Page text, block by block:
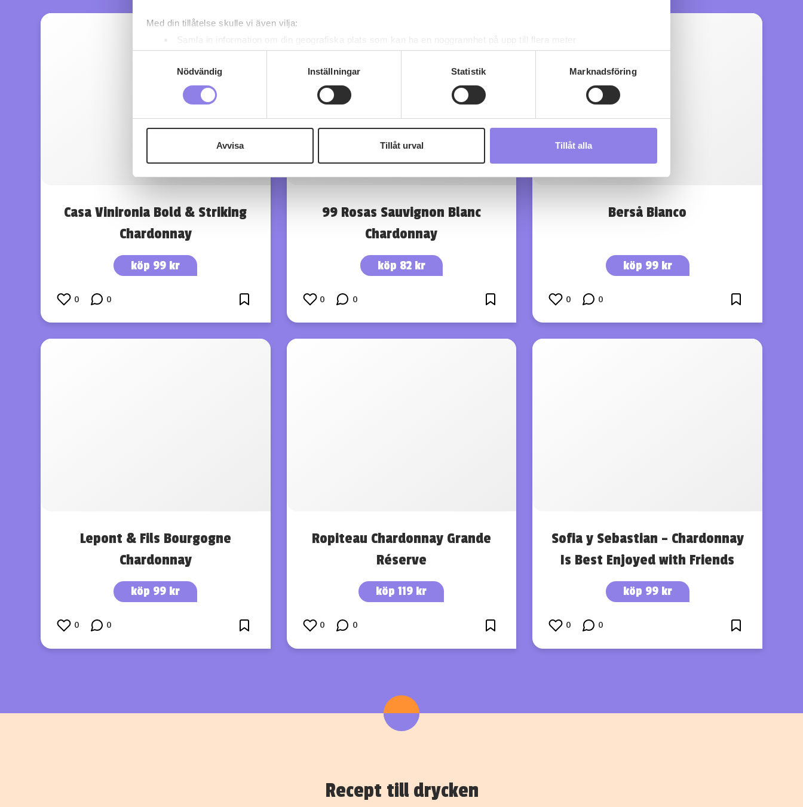
Med din tillåtelse skulle vi även vilja:
Samla in information om din geografiska plats som kan ha en noggrannhet på upp till flera meter
Identifiera din enhet genom att aktivt skanna den för specifika kännetecken (fingeravtryck)
Ta reda på mer om hur dina personliga uppgifter behandlas och ställ in dina preferenser i
detaljsektionen. Du kan ändra
eller dra tillbaka ditt samtycke när som helst från cookie-förklaringen.
eller äldre. Genom att besöka webbplatsen intygar du att du är 25 år eller äldre.
Nödvändig
Inställningar Statistik Marknadsföring
Avvisa Tillåt urval Tillåt alla
Casa Vinironia Bold & Striking
Chardonnay
köp 99 kr
0 0
99 Rosas Sauvignon Blanc
Chardonnay
köp 82 kr
0 0
Berså Bianco
köp 99 kr
0 0
Lepont & Fils Bourgogne
Chardonnay
köp 99 kr
0 0
Ropiteau Chardonnay Grande
Réserve
köp 119 kr
0 0
Sofia y Sebastian – Chardonnay
Is Best Enjoyed with Friends
köp 99 kr
0 0
Recept till drycken